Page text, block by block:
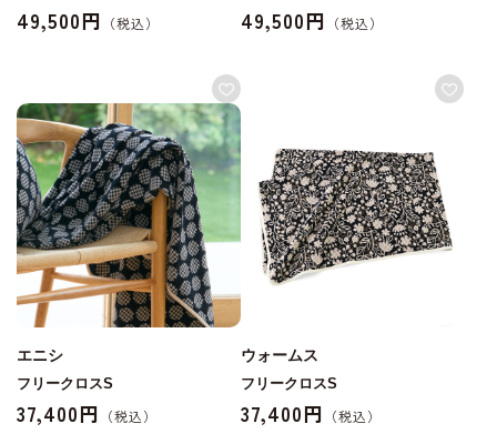
49,500円 49,500円
エニシ
フリークロスS
37,400円
ウォームス
フリークロスS
37,400円